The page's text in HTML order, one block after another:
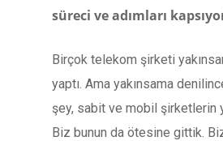
süreci ve adımları
Birçok telekom şirketi
yaptı. Ama yakınsama
şey, sabit ve mobil şirketlerin
Biz bunun da ötesine gittik.